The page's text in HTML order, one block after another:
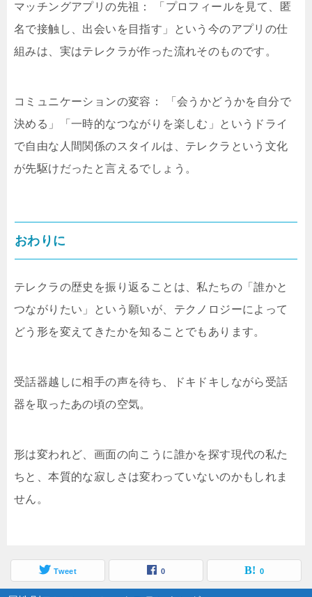
マッチングアプリの先祖： 「プロフィールを見て、匿
名で接触し、出会いを目指す」という今のアプリの仕
組みは、実はテレクラが作った流れそのものです。
コミュニケーションの変容： 「会うかどうかを自分で
決める」「一時的なつながりを楽しむ」というドライ
で自由な人間関係のスタイルは、テレクラという文化
が先駆けだったと言えるでしょう。
おわりに
テレクラの歴史を振り返ることは、私たちの「誰かと
つながりたい」という願いが、テクノロジーによって
どう形を変えてきたかを知ることでもあります。
受話器越しに相手の声を待ち、ドキドキしながら受話
器を取ったあの頃の空気。
形は変われど、画面の向こうに誰かを探す現代の私た
ちと、本質的な寂しさは変わっていないのかもしれま
せん。
Tweet 0 0